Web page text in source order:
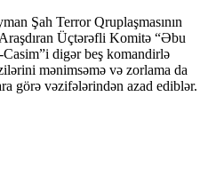
Şah Terror Qruplaşmasının
Üçtərəfli Komitə “Əbu
digər beş komandirlə
mənimsəmə və zorlama da
görə vəzifələrindən azad ediblər.